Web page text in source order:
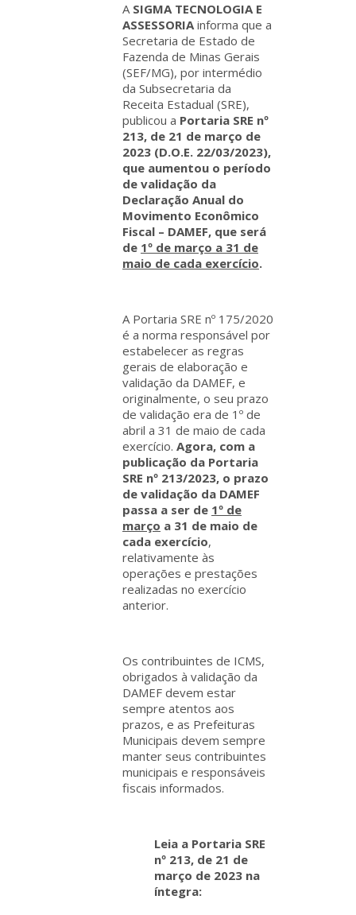
ASIGMA TECNOLOGIA E
ASSESSORIAinforma que a
Secretaria de Estado de
Fazenda de Minas Gerais
(SEF/MG), por intermédio
da Subsecretaria da
Receita Estadual (SRE),
publicou a Portaria SRE nº
213, de 21 de março de
2023 (D.O.E. 22/03/2023),
que aumentou o período
de validação da
Declaração Anual do
Movimento Econômico
Fiscal – DAMEF, que será
de 1º de março a 31 de
maio de cada exercício.
A Portaria SRE nº 175/2020
é a norma responsável por
estabelecer as regras
gerais de elaboração e
validação da DAMEF, e
originalmente, o seu prazo
de validação era de 1º de
abril a 31 de maio de cada
exercício. Agora, com a
publicação da Portaria
SRE nº 213/2023, o prazo
de validação da DAMEF
passa a ser de 1º de
março a 31 de maio de
cada exercício,
relativamente às
operações e prestações
realizadas no exercício
anterior.
Os contribuintes de ICMS,
obrigados à validação da
DAMEF devem estar
sempre atentos aos
prazos, e as Prefeituras
Municipais devem sempre
manter seus contribuintes
municipais e responsáveis
fiscais informados.
Leia a Portaria SRE
nº 213, de 21 de
março de 2023 na
íntegra: